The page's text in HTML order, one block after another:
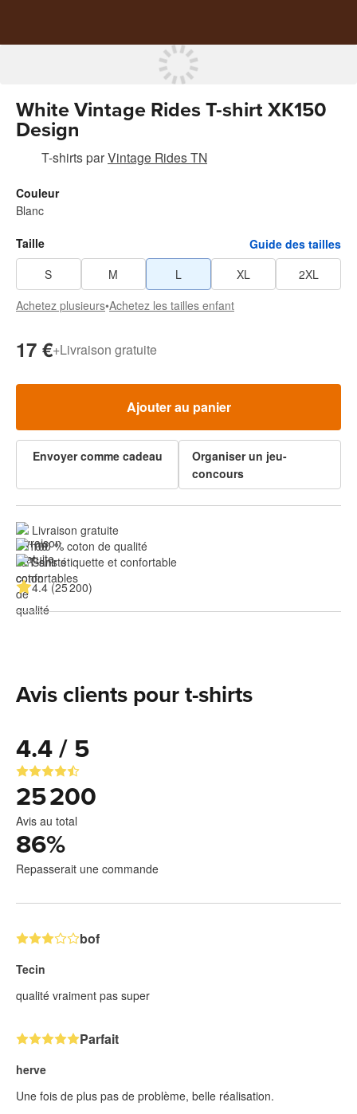
White Vintage Rides T-shirt XK150
Design
T-shirtsparVintage Rides TN
Couleur
Blanc
Taille
Guide des tailles
S
M L XL
2XL
Achetez plusieurs•Achetez les tailles enfant
17 €+Livraison gratuite
Ajouter au panier
Envoyer comme cadeau
Organiser un jeu-
concours
Livraison gratuite
100 % coton de qualité
Sans étiquette et confortable
4.4 (25 200)
Avis clients pour t-shirts
4.4 / 5
25 200
Avis au total
86%
Repasserait une commande
bof
Tecin
qualité vraiment pas super
Parfait
herve
Une fois de plus pas de problème, belle réalisation.